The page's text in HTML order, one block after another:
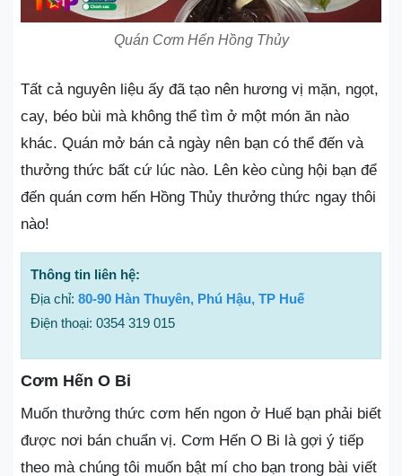
Quán Cơm Hến Hồng Thủy
Tất cả nguyên liệu ấy đã tạo nên hương vị mặn, ngọt,
cay, béo bùi mà không thể tìm ở một món ăn nào
khác. Quán mở bán cả ngày nên bạn có thể đến và
thưởng thức bất cứ lúc nào. Lên kèo cùng hội bạn để
đến quán cơm hến Hồng Thủy thưởng thức ngay thôi
nào!
Thông tin liên hệ:
Địa chỉ: 80-90 Hàn Thuyên, Phú Hậu, TP Huế
Điện thoại: 0354 319 015
Cơm Hến O Bi
Muốn thưởng thức cơm hến ngon ở Huế bạn phải biết
được nơi bán chuẩn vị. Cơm Hến O Bi là gợi ý tiếp
theo mà chúng tôi muốn bật mí cho bạn trong bài viết